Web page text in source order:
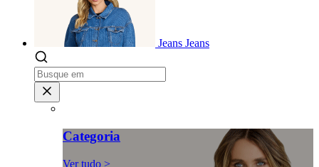
Jeans Jeans
Categoria
Ver tudo >